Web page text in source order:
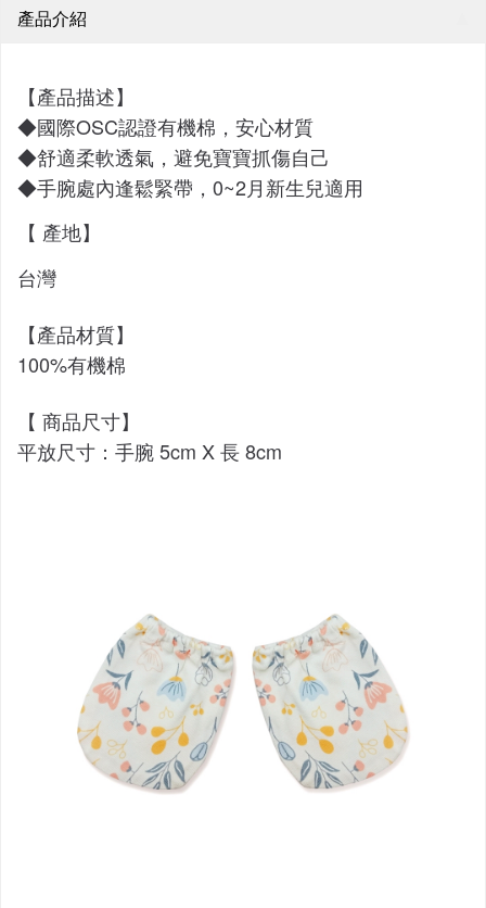
產品介紹
【產品描述】
◆國際OSC認證有機棉 ，安心材質
◆舒適柔軟透氣，避免寶寶抓傷自己
◆手腕處內逢鬆緊帶，0~2月新生兒適用
【 產地】
台灣
【產品材質】
100%有機棉
【 商品尺寸】
平放尺寸：手腕 5cm X 長 8cm